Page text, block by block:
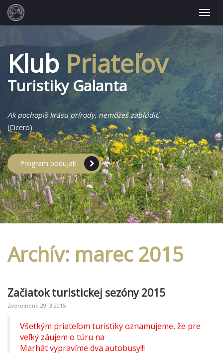
Klub Priateľov
Turistiky Galanta
Ak pochopíš krásu prírody, nemôžeš zablúdiť.
(Cicero)
Program podujatí
Archív: marec 2015
Začiatok turistickej sezóny 2015
Zverejnené 29. 3 2015
Všetkým priateľom turistiky oznamujeme, že pre
veľký záujem o túru na
Marhát vypravíme dva autobusy!!!